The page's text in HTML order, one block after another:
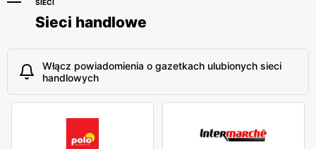
SIECI
Sieci handlowe
Włącz powiadomienia o gazetkach ulubionych sieci
handlowych